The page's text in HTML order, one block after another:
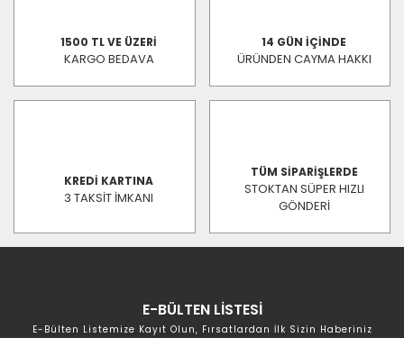
1500 TL VE ÜZERİ
KARGO BEDAVA
14 GÜN İÇİNDE
ÜRÜNDEN CAYMA HAKKI
KREDİ KARTINA
3 TAKSİT İMKANI
TÜM SİPARİŞLERDE
STOKTAN SÜPER HIZLI
GÖNDERİ
E-BÜLTEN LİSTESİ
E-Bülten Listemize Kayıt Olun, Fırsatlardan İlk Sizin Haberiniz